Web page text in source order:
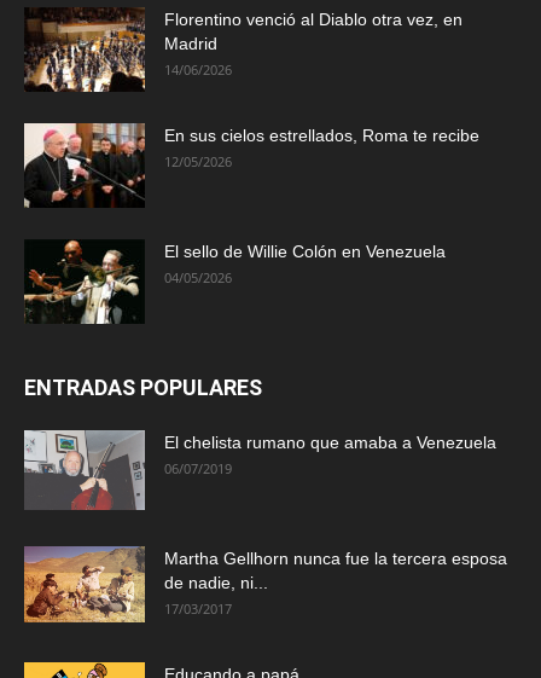
Florentino venció al Diablo otra vez, en
Madrid
14/06/2026
En sus cielos estrellados, Roma te recibe
12/05/2026
El sello de Willie Colón en Venezuela
04/05/2026
ENTRADAS POPULARES
El chelista rumano que amaba a Venezuela
06/07/2019
Martha Gellhorn nunca fue la tercera esposa
de nadie, ni...
17/03/2017
Educando a papá